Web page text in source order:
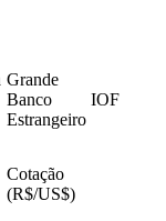
Grande
Banco
Estrangeiro
IOF
Cotação
(R$/US$)